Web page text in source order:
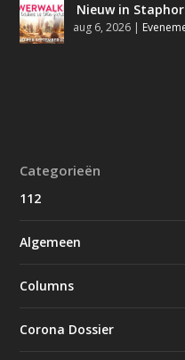
Nieuw in
aug 6, 2026 |
Categorieën
112
Algemeen
Columns
Corona Dossier